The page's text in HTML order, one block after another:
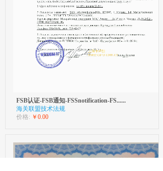
FSB认证-FSB通知-FSSnotification-FS......
海关联盟技术法规
价格: ￥0.00